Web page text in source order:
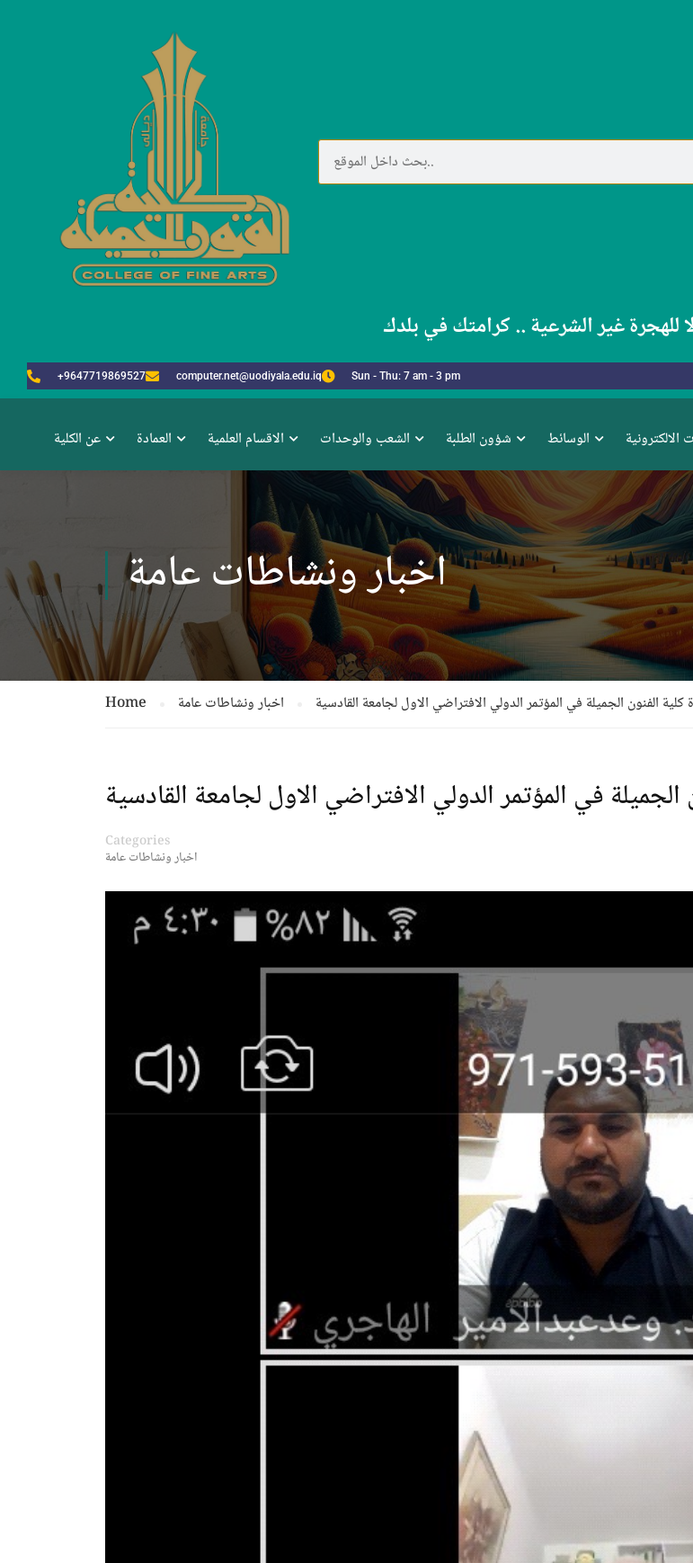
للهجرة غير الشرعية .. كرامتك في بلدك
+9647719869527 computer.net@uodiyala.edu.iq Sun - Thu: 7 am - 3 pm
عن الكلية العمادة الاقسام العلمية الشعب والوحدات شؤون الطلبة الوسائط الالكترونية
اخبار ونشاطات عامة
Home اخبار ونشاطات عامة الفنون الجميلة في المؤتمر الدولي الافتراضي الاول لجامعة القادسية
في المؤتمر الدولي الافتراضي الاول لجامعة القادسية
Categories
اخبار ونشاطات عامة